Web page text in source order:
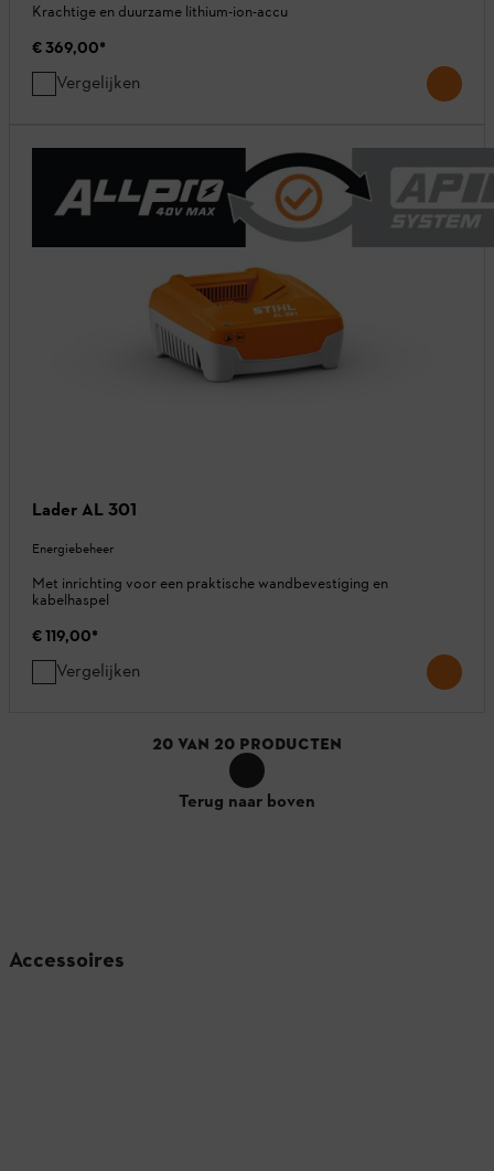
Krachtige en duurzame lithium-ion-accu
€ 369,00*
Vergelijken
Lader AL 301
Energiebeheer
Met inrichting voor een praktische wandbevestiging en
kabelhaspel
€ 119,00*
Vergelijken
20 VAN 20 PRODUCTEN
Terug naar boven
Accessoires